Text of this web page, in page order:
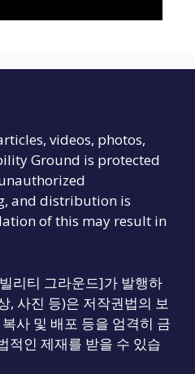
videos, photos,
Ground is protected
and distribution is
of this may result in
티 그라운드]가 발행하
, 사진 등)은 저작권법의 보
사 및 배포 등을 엄격히 금
적인 제재를 받을 수 있습